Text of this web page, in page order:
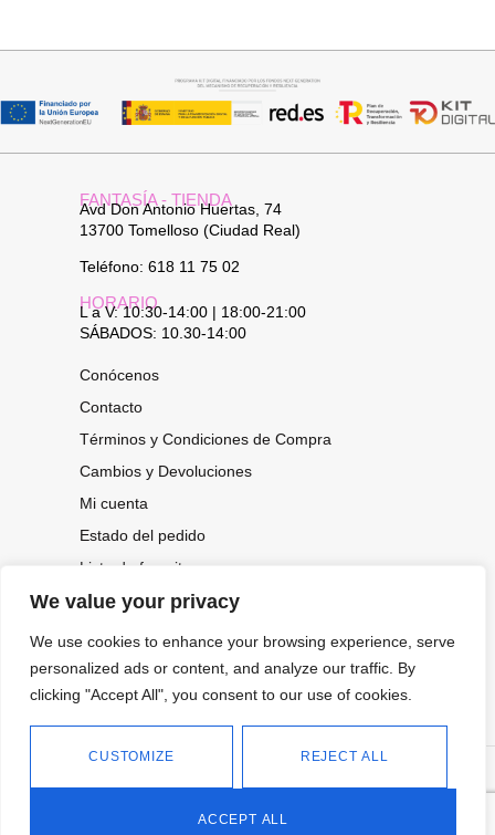
We value your privacy
We use cookies to enhance your browsing experience, serve
personalized ads or content, and analyze our traffic. By
clicking "Accept All", you consent to our use of cookies.
CUSTOMIZE REJECT ALL
ACCEPT ALL
FANTASÍA - TIENDA
Avd Don Antonio Huertas, 74
13700 Tomelloso (Ciudad Real)
Teléfono: 618 11 75 02
HORARIO
L a V: 10:30-14:00 | 18:00-21:00
SÁBADOS: 10.30-14:00
Conócenos
Contacto
Términos y Condiciones de Compra
Cambios y Devoluciones
Mi cuenta
Estado del pedido
Lista de favoritos
CONOCE NUESTRAS NOVEDADES,
OFERTAS...
2026.